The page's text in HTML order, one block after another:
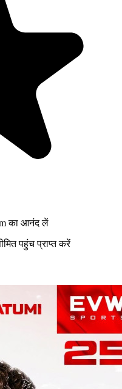
का आनंद लें
पहुंच प्राप्त करें